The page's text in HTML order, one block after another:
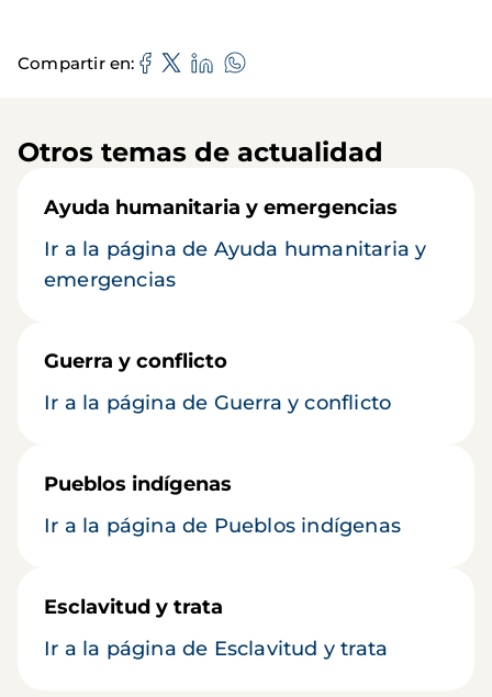
Compartir en
Otros temas de actualidad
Ayuda humanitaria y emergencias
Ir a la página de Ayuda humanitaria y
emergencias
Guerra y conflicto
Ir a la página de Guerra y conflicto
Pueblos indígenas
Ir a la página de Pueblos indígenas
Esclavitud y trata
Ir a la página de Esclavitud y trata